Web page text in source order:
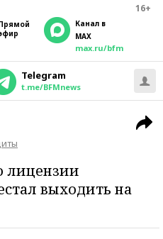
16+
Канал в
MAX
max.ru/bfm
Telegram
t.me/BFMnews
лицензии
выходить на